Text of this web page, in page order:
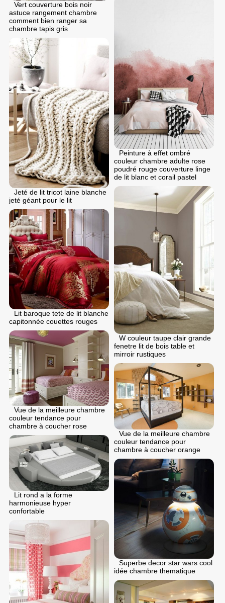
Vert couverture bois noir
astuce rangement chambre
comment bien ranger sa
chambre tapis gris
Peinture à effet ombré
couleur chambre adulte rose
poudré rouge couverture linge
de lit blanc et corail pastel
Jeté de lit tricot laine blanche
jeté géant pour le lit
W couleur taupe clair grande
fenetre lit de bois table et
mirroir rustiques
Lit baroque tete de lit blanche
capitonnée couettes rouges
Vue de la meilleure chambre
couleur tendance pour
chambre à coucher rose
Vue de la meilleure chambre
couleur tendance pour
chambre à coucher orange
Lit rond a la forme
harmonieuse hyper
confortable
Superbe decor star wars cool
idée chambre thematique